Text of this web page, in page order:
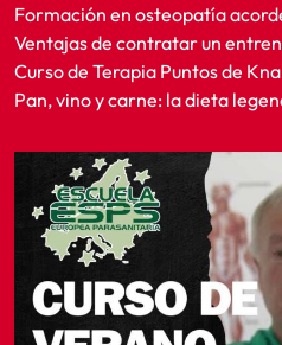
Formación en osteopatía
Ventajas de contratar un
Curso de Terapia Puntos de
Pan, vino y carne: la dieta